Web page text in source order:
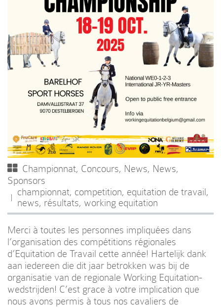
Championnat, Concours, News, News,
Sponsors
championnat, competition, equitation de travail,
news, résultats, working equitation
Merci à toutes les personnes impliquées dans
l’organisation des compétitions régionales
d’Equitation de Travail cette année! Hartelijk dank
aan iedereen die dit jaar betrokken was bij de
organisatie van de regionale Working Equitation-
wedstrijden! C’est grace à votre implication que
nous avons permis à tous nos cavaliers de